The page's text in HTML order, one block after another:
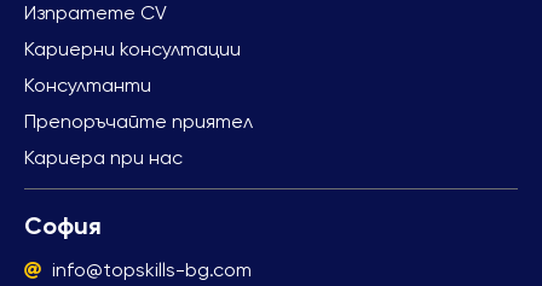
Изпратете CV
Кариерни консултации
Консултанти
Препоръчайте приятел
Кариера при нас
София
info@topskills-bg.com